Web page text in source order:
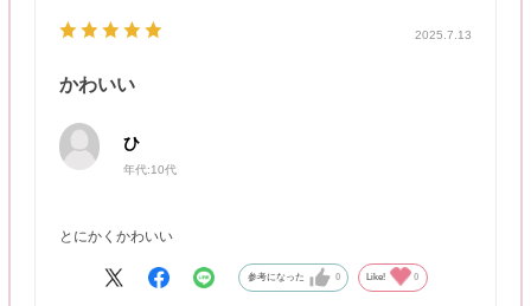
2025.7.13
かわいい
ひ
年代:10代
とにかくかわいい
参考になった 0 Like! 0